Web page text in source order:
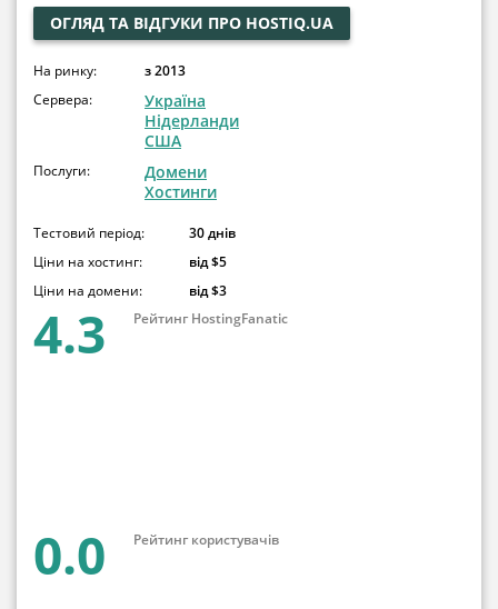
ОГЛЯД ТА ВІДГУКИ ПРО HOSTIQ.UA
На ринку:
з 2013
Сервера:
Україна
Нідерланди
США
Послуги:
Домени
Хостинги
Тестовий період:
30 днів
Ціни на хостинг:
від $5
Ціни на домени:
від $3
4.3 Рейтинг HostingFanatic
0.0 Рейтинг користувачів